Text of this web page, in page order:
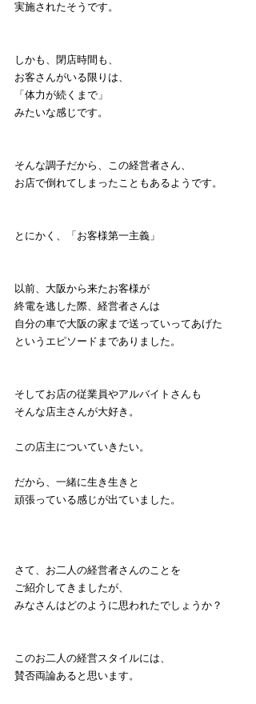
実施されたそうです。
しかも、閉店時間も、
お客さんがいる限りは、
「体力が続くまで」
みたいな感じです。
そんな調子だから、この経営者さん、
お店で倒れてしまったこともあるようです。
とにかく、「お客様第一主義」
以前、大阪から来たお客様が
終電を逃した際、経営者さんは
自分の車で大阪の家まで送っていってあげた
というエピソードまでありました。
そしてお店の従業員やアルバイトさんも
そんな店主さんが大好き。
この店主についていきたい。
だから、一緒に生き生きと
頑張っている感じが出ていました。
さて、お二人の経営者さんのことを
ご紹介してきましたが、
みなさんはどのように思われたでしょうか？
このお二人の経営スタイルには、
賛否両論あると思います。